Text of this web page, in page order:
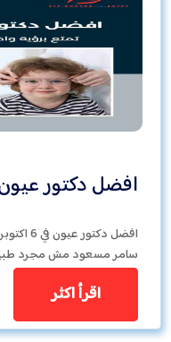
افضل دكتور عيون في 6 اكتوبر
سامر مسعود مش مجرد
اقرأ اكثر